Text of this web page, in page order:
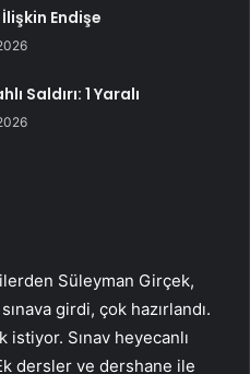
Endişe
Saldırı: 1 Yaralı
Süleyman Girçek,
girdi, çok hazırlandı.
istiyor. Sınav heyecanlı
dersler ve dershane ile